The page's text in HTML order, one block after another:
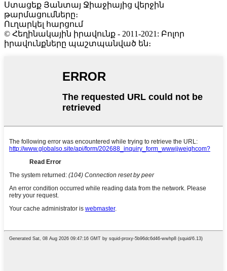
Ստացեք Յանտայ Ջիաջիայից վերջին
թարմացումները։
Ուղարկել հարցում
© Հեղինակային իրավունք - 2011-2021: Բոլոր
իրավունքները պաշտպանված են։